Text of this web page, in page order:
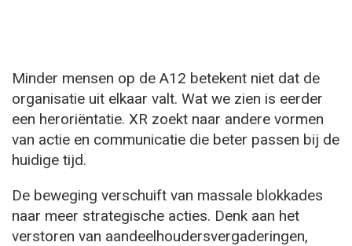
Minder mensen op de A12 betekent niet dat de
organisatie uit elkaar valt. Wat we zien is eerder
een heroriëntatie. XR zoekt naar andere vormen
van actie en communicatie die beter passen bij de
huidige tijd.
De beweging verschuift van massale blokkades
naar meer strategische acties. Denk aan het
verstoren van aandeelhoudersvergaderingen,